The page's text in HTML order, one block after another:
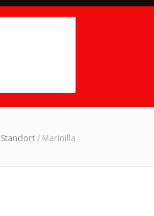
Standort/ Marinilla